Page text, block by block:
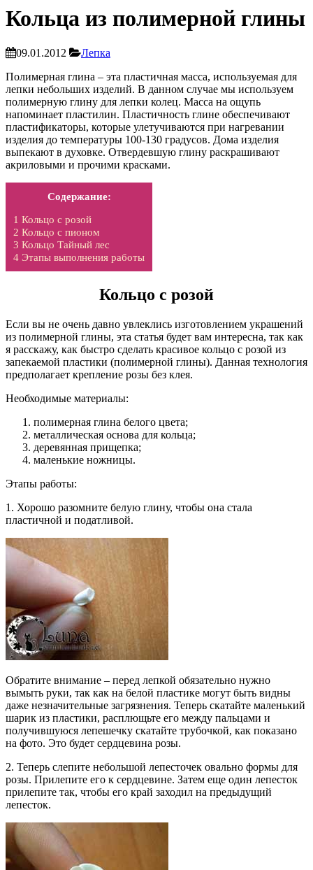
Кольца из полимерной глины
09.01.2012
Лепка
Полимерная глина – эта пластичная масса, используемая для
лепки небольших изделий. В данном случае мы используем
полимерную глину для лепки колец. Масса на ощупь
напоминает пластилин. Пластичность глине обеспечивают
пластификаторы, которые улетучиваются при нагревании
изделия до температуры 100-130 градусов. Дома изделия
выпекают в духовке. Отвердевшую глину раскрашивают
акриловыми и прочими красками.
Содержание:
1 Кольцо с розой
2 Кольцо с пионом
3 Кольцо Тайный лес
4 Этапы выполнения работы
Кольцо с розой
Если вы не очень давно увлеклись изготовлением украшений
из полимерной глины, эта статья будет вам интересна, так как
я расскажу, как быстро сделать красивое кольцо с розой из
запекаемой пластики (полимерной глины). Данная технология
предполагает крепление розы без клея.
Необходимые материалы:
полимерная глина белого цвета;
металлическая основа для кольца;
деревянная прищепка;
маленькие ножницы.
Этапы работы:
1. Хорошо разомните белую глину, чтобы она стала
пластичной и податливой.
Обратите внимание – перед лепкой обязательно нужно
вымыть руки, так как на белой пластике могут быть видны
даже незначительные загрязнения. Теперь скатайте маленький
шарик из пластики, расплющьте его между пальцами и
получившуюся лепешечку скатайте трубочкой, как показано
на фото. Это будет сердцевина розы.
2. Теперь слепите небольшой лепесточек овально формы для
розы. Прилепите его к сердцевине. Затем еще один лепесток
прилепите так, чтобы его край заходил на предыдущий
лепесток.